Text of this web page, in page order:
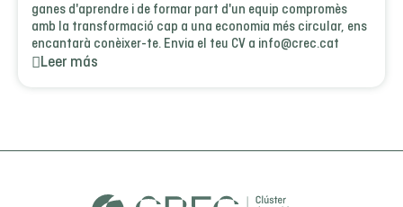
ganes d'aprendre i de formar part d'un equip compromès
amb la transformació cap a una economia més circular, ens
encantarà conèixer-te. Envia el teu CV a info@crec.cat
Leer más